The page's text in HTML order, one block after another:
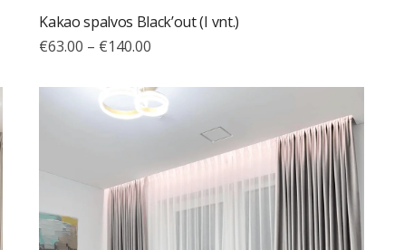
Kakao spalvos Black’out (I vnt.)
€63.00 – €140.00